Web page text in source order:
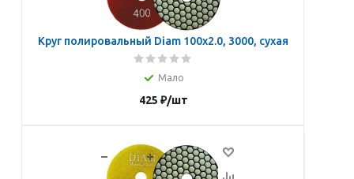
Круг полировальный Diam 100х2.0, 3000, сухая
Мало
425 ₽/шт
В корзину